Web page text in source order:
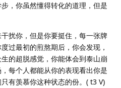
，你虽然懂得转化的道理，但是
扰你，但是你要挺住，每一张牌
过最初的煎熬期后，你会发现，
的超脱感觉，你能体会到泰山崩
每个人都能从你的表现看出你是
有羡慕你这种状态的份。( t3 V)